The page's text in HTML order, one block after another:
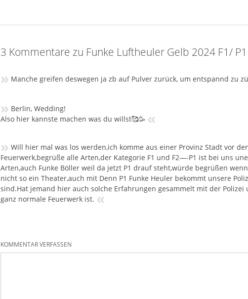
3 Kommentare zu Funke Luftheuler Gelb 2024 F1/ P1
» Manche greifen deswegen ja zb auf Pulver zurück, um entspannd zu
» Berlin, Wedding!
Also hier kannste machen was du willst🥰🥳 «
» Will hier mal was los werden,ich komme aus einer Provinz Stadt vor
Feuerwerk,begrüße alle Arten,der Kategorie F1 und F2—-P1 ist bei uns
Arten,auch Funke Böller weil da jetzt P1 drauf steht,würde begrüßen
nicht so ein Theater,auch mit Denn P1 Funke Heuler bekommt unsere
sind.Hat jemand hier auch solche Erfahrungen gesammelt mit der
ganz normale Feuerwerk ist. «
KOMMENTAR VERFASSEN